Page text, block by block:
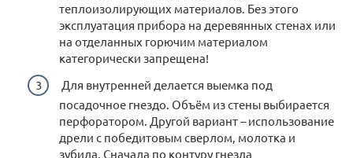
теплоизолирующих материалов. Без этого
эксплуатация прибора на деревянных стенах или
на отделанных горючим материалом
категорически запрещена!
Для внутренней делается выемка под
посадочное гнездо. Объём из стены выбирается
перфоратором. Другой вариант – использование
дрели с победитовым сверлом, молотка и
зубила. Сначала по контуру гнезда